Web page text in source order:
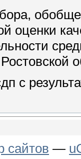
оценки
с
сайтов —